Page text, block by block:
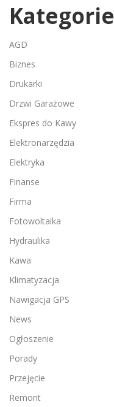
Kategorie
AGD
Biznes
Drukarki
Drzwi Garażowe
Ekspres do Kawy
Elektronarzędzia
Elektryka
Finanse
Firma
Fotowoltaika
Hydraulika
Kawa
Klimatyzacja
Nawigacja GPS
News
Ogłoszenie
Porady
Przejęcie
Remont